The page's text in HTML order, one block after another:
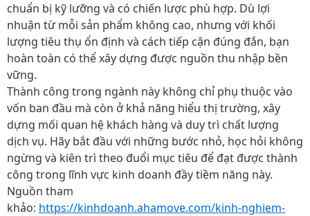
chuẩn bị kỹ lưỡng và có chiến lược phù hợp. Dù lợi
nhuận từ mỗi sản phẩm không cao, nhưng với khối
lượng tiêu thụ ổn định và cách tiếp cận đúng đắn, bạn
hoàn toàn có thể xây dựng được nguồn thu nhập bền
vững.
Thành công trong ngành này không chỉ phụ thuộc vào
vốn ban đầu mà còn ở khả năng hiểu thị trường, xây
dựng mối quan hệ khách hàng và duy trì chất lượng
dịch vụ. Hãy bắt đầu với những bước nhỏ, học hỏi không
ngừng và kiên trì theo đuổi mục tiêu để đạt được thành
công trong lĩnh vực kinh doanh đầy tiềm năng này.
Nguồn tham
khảo: https://kinhdoanh.ahamove.com/kinh-nghiem-